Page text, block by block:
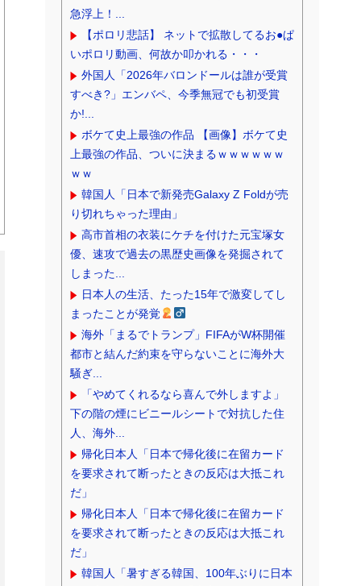
相互RSS
爽やか青年に忍び寄るストーカー疑惑
兵庫県の左派の既得利権を斎藤知事が全
面廃止、「県が何をするねん？」と存在意
義そのも...
【Xの車窓から】 母親から火力高いLINE
きた ほか
【ギリギリ】 ある施設のトイレに設置さ
れた「おむつ交換台」がデザインの敗北す
ぎると...
メキシコ人「韓国、やめておけ」元日本
代表指揮官、韓国代表の新監督有力候補に
急浮上！...
【ポロリ悲話】 ネットで拡散してるお●ぱ
いポロリ動画、何故か叩かれる・・・
外国人「2026年バロンドールは誰が受賞
すべき?」エンバペ、今季無冠でも初受賞